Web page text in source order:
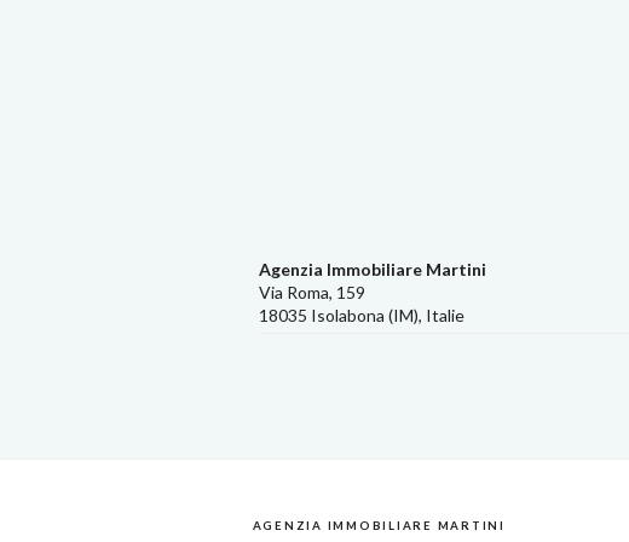
Agenzia Immobiliare Martini
Via Roma, 159
18035 Isolabona (IM), Italie
AGENZIA IMMOBILIARE MARTINI